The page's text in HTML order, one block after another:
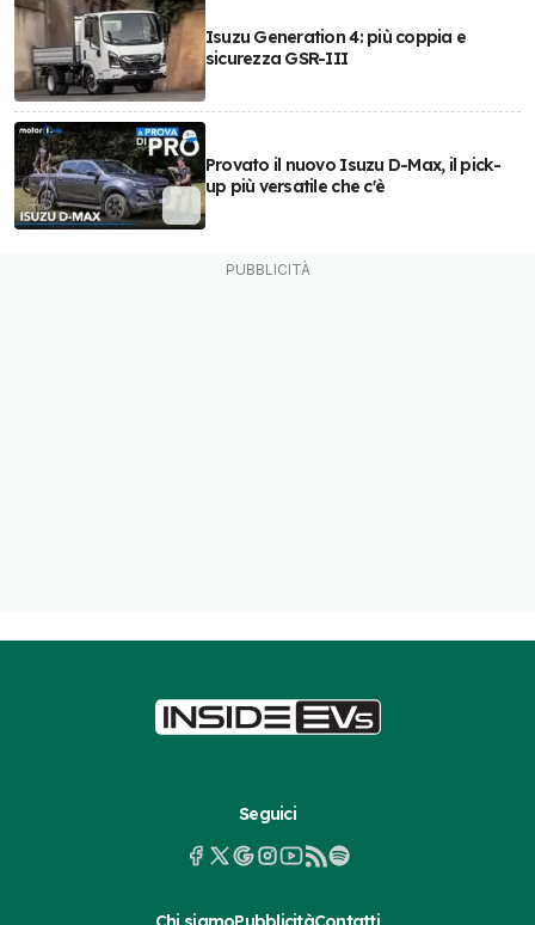
Isuzu Generation 4: più coppia e
sicurezza GSR-III
Provato il nuovo Isuzu D-Max, il pick-
up più versatile che c'è
Seguici